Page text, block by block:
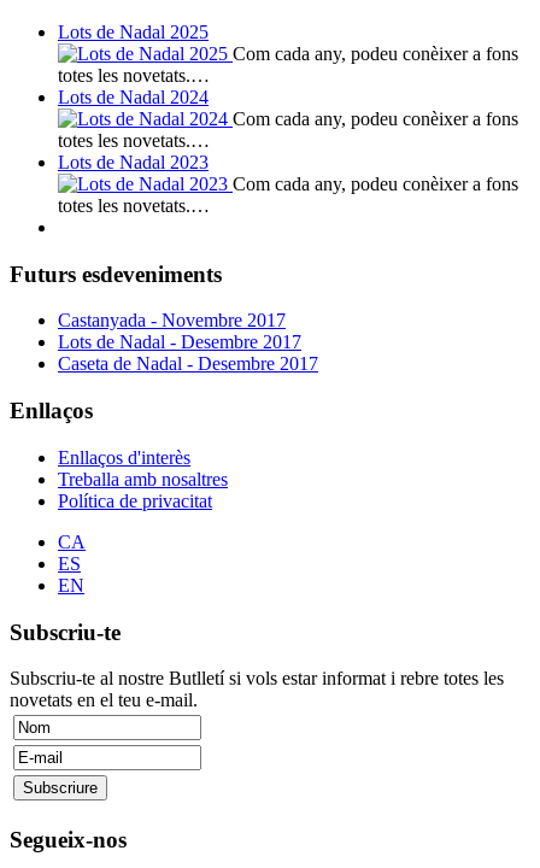
Lots de Nadal 2025
Com cada any, podeu conèixer a fons
totes les novetats.…
Lots de Nadal 2024
Com cada any, podeu conèixer a fons
totes les novetats.…
Lots de Nadal 2023
Com cada any, podeu conèixer a fons
totes les novetats.…
Futurs esdeveniments
Castanyada - Novembre 2017
Lots de Nadal - Desembre 2017
Caseta de Nadal - Desembre 2017
Enllaços
Enllaços d'interès
Treballa amb nosaltres
Política de privacitat
CA
ES
EN
Subscriu-te
Subscriu-te al nostre Butlletí si vols estar informat i rebre totes les
novetats en el teu e-mail.
Segueix-nos